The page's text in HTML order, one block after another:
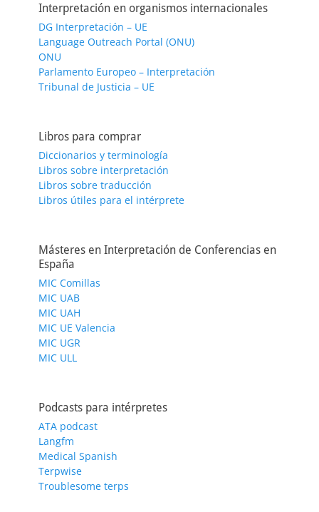
Interpretación en organismos internacionales
DG Interpretación – UE
Language Outreach Portal (ONU)
ONU
Parlamento Europeo – Interpretación
Tribunal de Justicia – UE
Libros para comprar
Diccionarios y terminología
Libros sobre interpretación
Libros sobre traducción
Libros útiles para el intérprete
Másteres en Interpretación de Conferencias en
España
MIC Comillas
MIC UAB
MIC UAH
MIC UE Valencia
MIC UGR
MIC ULL
Podcasts para intérpretes
ATA podcast
Langfm
Medical Spanish
Terpwise
Troublesome terps